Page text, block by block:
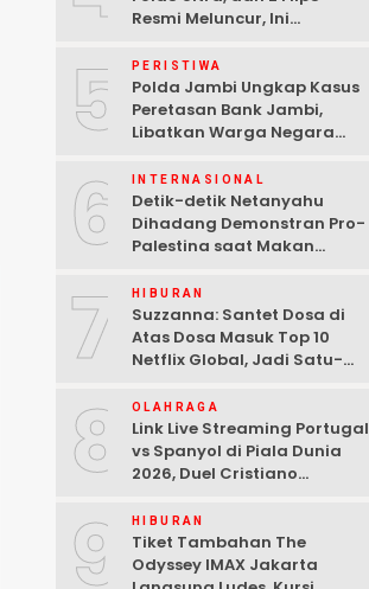
Resmi Meluncur, Ini
5 PERISTIWA
Polda Jambi Ungkap Kasus
Peretasan Bank Jambi,
Libatkan Warga Negara
Tersangka Ditangkap
6 INTERNASIONAL
Detik-detik Netanyahu
Dihadang Demonstran Pro-
Palestina saat Makan
7 HIBURAN
Suzzanna: Santet Dosa di
Atas Dosa Masuk Top 10
Netflix Global, Jadi Satu-
8 OLAHRAGA
Link Live Streaming Portugal
vs Spanyol di Piala Dunia
2026, Duel Cristiano
9 HIBURAN
Tiket Tambahan The
Odyssey IMAX Jakarta